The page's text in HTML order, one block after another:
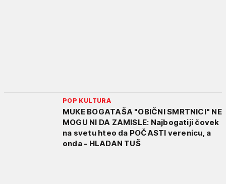
POP KULTURA
MUKE BOGATAŠA "OBIČNI SMRTNICI" NE
MOGU NI DA ZAMISLE: Najbogatiji čovek
na svetu hteo da POČASTI verenicu, a
onda - HLADAN TUŠ